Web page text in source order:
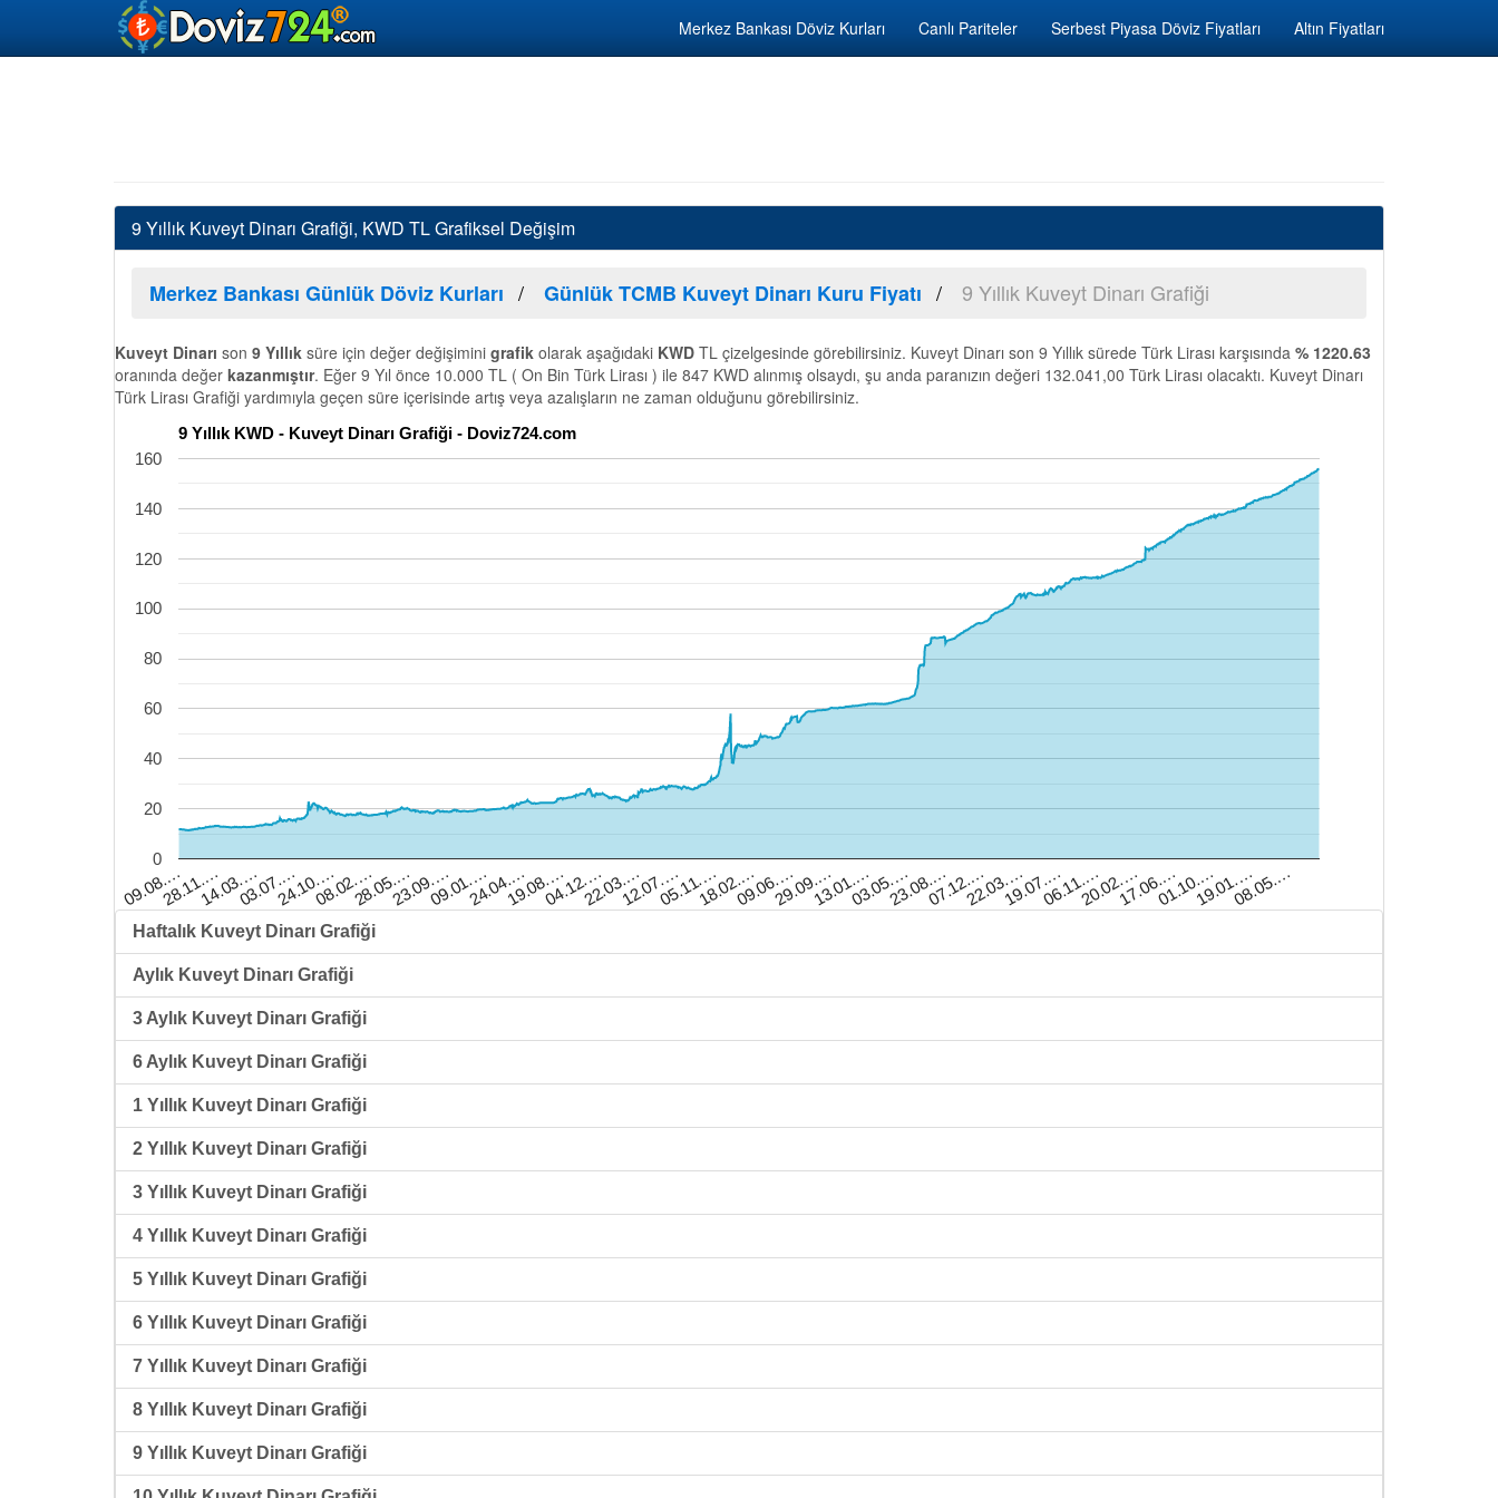
Merkez Bankası Döviz Kurları Canlı Pariteler Serbest Piyasa Döviz Fiyatları Altın Fiyatları
9 Yıllık Kuveyt Dinarı Grafiği, KWD TL Grafiksel Değişim
Merkez Bankası Günlük Döviz Kurları Günlük TCMB Kuveyt Dinarı Kuru Fiyatı 9 Yıllık Kuveyt Dinarı Grafiği
Kuveyt Dinarı son 9 Yıllık süre için değer değişimini grafik olarak aşağıdaki KWD TL çizelgesinde görebilirsiniz. Kuveyt Dinarı son 9 Yıllık sürede Türk Lirası karşısında % 1220.63
oranında değer kazanmıştır. Eğer 9 Yıl önce 10.000 TL ( On Bin Türk Lirası ) ile 847 KWD alınmış olsaydı, şu anda paranızın değeri 132.041,00 Türk Lirası olacaktı. Kuveyt Dinarı
Türk Lirası Grafiği yardımıyla geçen süre içerisinde artış veya azalışların ne zaman olduğunu görebilirsiniz.
9 Yıllık KWD - Kuveyt Dinarı Grafiği - Doviz724.com
09.08.…28.11.…14.03.…03.07.…24.10.…08.02.…28.05.…23.09.…09.01.…24.04.…19.08.…04.12.…22.03.…12.07.…05.11.…18.02.…09.06.…29.09.…13.01.…03.05.…23.08.…07.12.…22.03.…19.07.…06.11.…20.02.…17.06.…01.10.…19.01.…08.05.…
0
20
40
60
80
100
120
140
160
Haftalık Kuveyt Dinarı Grafiği
Aylık Kuveyt Dinarı Grafiği
3 Aylık Kuveyt Dinarı Grafiği
6 Aylık Kuveyt Dinarı Grafiği
1 Yıllık Kuveyt Dinarı Grafiği
2 Yıllık Kuveyt Dinarı Grafiği
3 Yıllık Kuveyt Dinarı Grafiği
4 Yıllık Kuveyt Dinarı Grafiği
5 Yıllık Kuveyt Dinarı Grafiği
6 Yıllık Kuveyt Dinarı Grafiği
7 Yıllık Kuveyt Dinarı Grafiği
8 Yıllık Kuveyt Dinarı Grafiği
9 Yıllık Kuveyt Dinarı Grafiği